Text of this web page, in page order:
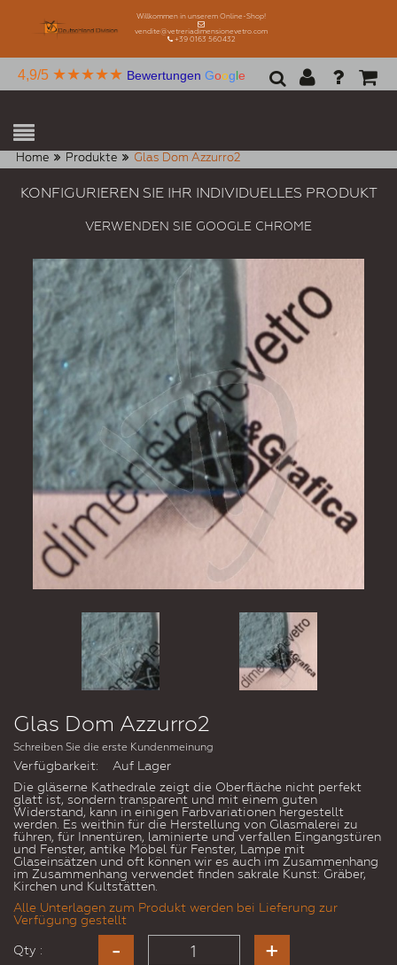
Willkommen in unserem Online-Shop!
vendite@vetreriadimensionevetro.com
+39 0163 560432
4,9/5 ★★★★★ Bewertungen Google
Home Produkte Glas Dom Azzurro2
KONFIGURIEREN SIE IHR INDIVIDUELLES PRODUKT
VERWENDEN SIE GOOGLE CHROME
Glas Dom Azzurro2
Schreiben Sie die erste Kundenmeinung
Verfügbarkeit:
Auf Lager
Die gläserne Kathedrale zeigt die Oberfläche nicht perfekt
glatt ist, sondern transparent und mit einem guten
Widerstand, kann in einigen Farbvariationen hergestellt
werden. Es weithin für die Herstellung von Glasmalerei zu
führen, für Innentüren, laminierte und verfallen Eingangstüren
und Fenster, antike Möbel für Fenster, Lampe mit
Glaseinsätzen und oft können wir es auch im Zusammenhang
im Zusammenhang verwendet finden sakrale Kunst: Gräber,
Kirchen und Kultstätten.
Alle Unterlagen zum Produkt werden bei Lieferung zur
Verfügung gestellt
Qty :